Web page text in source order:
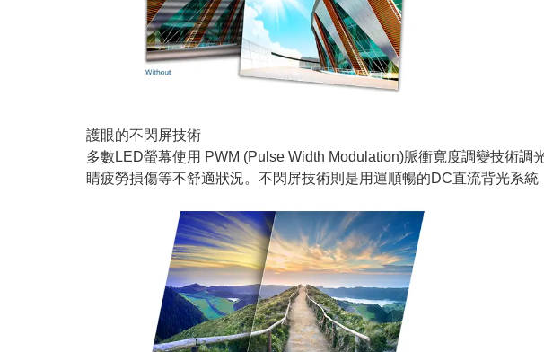
護眼的不閃屏技術
多數LED螢幕使用 PWM (Pulse Width Modulation)脈衝寬度調變技術
睛疲勞損傷等不舒適狀況。不閃屏技術則是用運順暢的DC直流背光系